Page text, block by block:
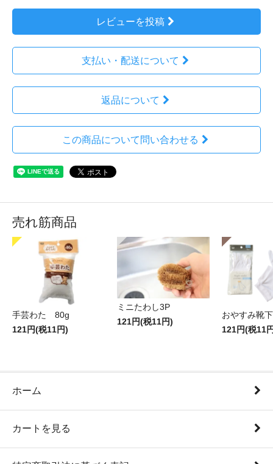
レビューを投稿
支払い・配送について
返品について
この商品について問い合わせる
売れ筋商品
手芸わた 80g
121円(税11円)
ミニたわし3P
121円(税11円)
おやすみ靴下
121円(税11
ホーム
カートを見る